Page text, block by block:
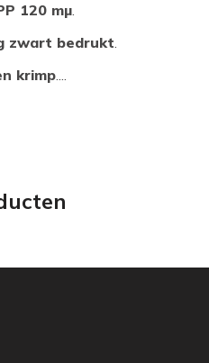
120 mµ.
zwart bedrukt.
krimp....